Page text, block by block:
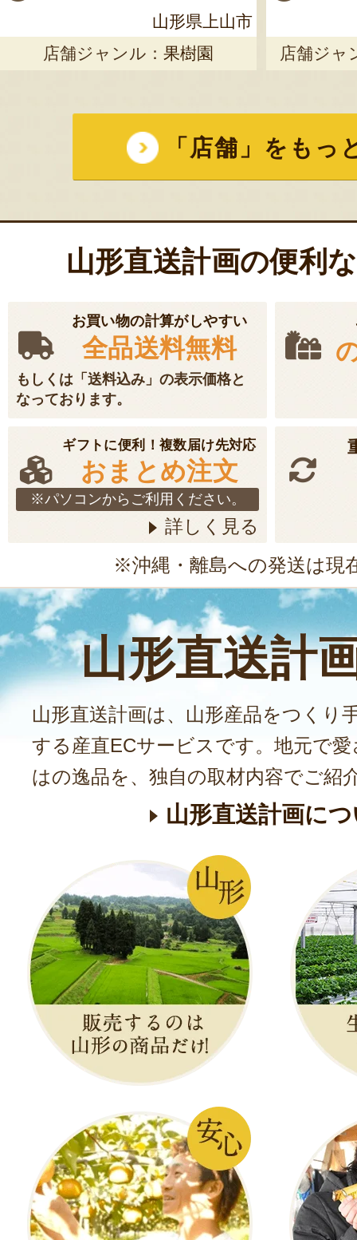
山形県上山市
店舗ジャンル： 果樹園 店舗ジャ
「店舗」をもっ
山形直送計画の便利
お買い物の計算がしやすい
全品送料無料
もしくは「送料込み」の表示価格と
なっております。
ギフトに便利！複数届け先対応
おまとめ注文
※パソコンからご利用ください。
詳しく見る
※沖縄・離島への発送は現
山形直送計
山形直送計画は、山形産品をつくり
する産直ECサービスです。地元で
はの逸品を、独自の取材内容でご紹
山形直送計画に